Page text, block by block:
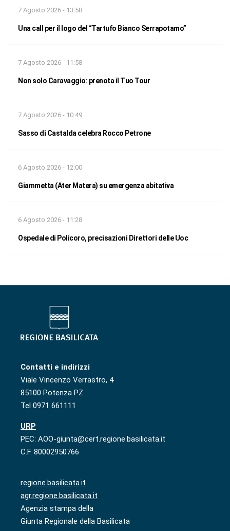
7 Agosto 2026 - 13:58
Una call per il logo del “Tartufo Bianco Serrapotamo”
7 Agosto 2026 - 11:58
Non solo Caravaggio: prenota il Tuo Tour
7 Agosto 2026 - 10:49
Sasso di Castalda celebra Rocco Petrone
6 Agosto 2026 - 12:00
Giammetta (Ater Matera) su emergenza abitativa
6 Agosto 2026 - 11:28
Ospedale di Policoro, precisazioni Direttori delle Uoc
Contatti e indirizzi
Viale Vincenzo Verrastro, 4
85100 Potenza PZ
Tel 0971 661111
URP
PEC: AOO-giunta@cert.regione.basilicata.it
C.F. 80002950766
regione.basilicata.it
agr.regione.basilicata.it
Agenzia stampa della
Giunta Regionale della Basilicata